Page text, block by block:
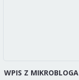
WPIS Z MIKROBLOGA